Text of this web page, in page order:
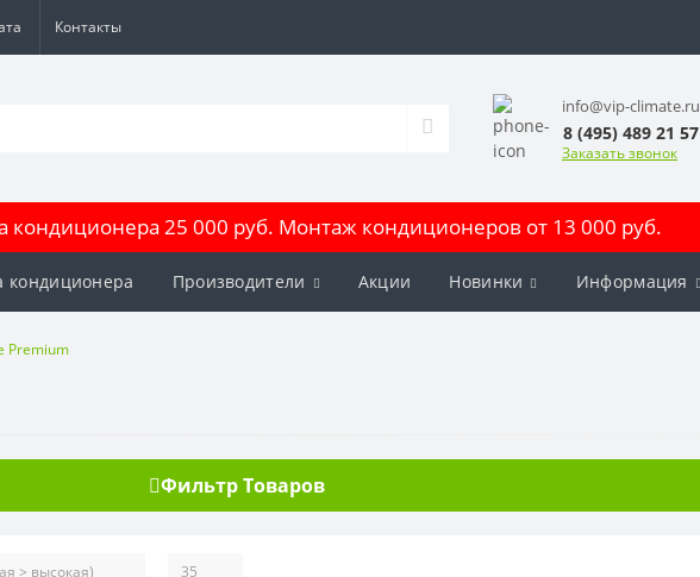
Контакты
info@vip-climate.ru
8 (495) 489 21 57
Заказать звонок
25 000 руб. Монтаж кондиционеров от 13 000 руб.
кондиционера Производители Акции Новинки Информация
Premium
Фильтр Товаров